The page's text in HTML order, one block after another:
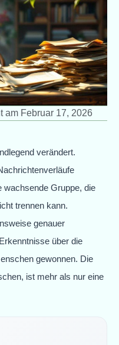
am Februar 17, 2026
verändert.
wachsende Gruppe, die
trennen kann.
genauer
über die
gewonnen. Die
ist mehr als nur eine